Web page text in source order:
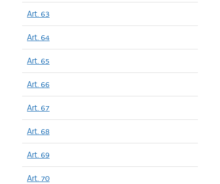
Art. 63
Art. 64
Art. 65
Art. 66
Art. 67
Art. 68
Art. 69
Art. 70